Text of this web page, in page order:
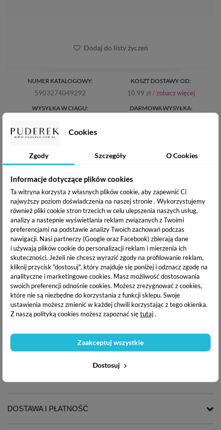
Cookies
Zgody Szczegóły O Cookies
Informacje dotyczące plików cookies
Ta witryna korzysta z własnych plików cookie, aby zapewnić Ci
najwyższy poziom doświadczenia na naszej stronie . Wykorzystujemy
również pliki cookie stron trzecich w celu ulepszenia naszych usług,
analizy a nastepnie wyświetlania reklam związanych z Twoimi
preferencjami na podstawie analizy Twoich zachowań podczas
nawigacji. Nasi partnerzy (Google oraz Facebook) zbierają dane
i używają plików cookie do personalizacji reklam i mierzenia ich
skuteczności. Jeżeli nie chcesz wyrazić zgody na profilowanie reklam,
kliknij przycisk "dostosuj", który znajduje się poniżej i odznacz zgodę na
analityczne i marketingowe cookies. Masz możliwość dostosowania
swoich preferencji odnośnie cookies. Możesz zrezygnować z cookies,
które nie są niezbędne do korzystania z funkcji sklepu. Swoje
ustawienia możesz zmienić w każdej chwili korzystając z tego okienka.
Z naszą polityką cookies możesz zapoznać siętutaj.
Dostosuj
Zaakceptuj wszystkie
NUMER KATALOGOWY:
5903274049292
WYSYŁKA W CIĄGU:
KOSZT DOSTAWY OD:
10.99 zł /zobacz więcej
DARMOWA WYSYŁKA:
Dodaj do listy życzeń
NEO MAKE UP PRODUKTY
POWIĄZANE
Neo Make Up Perfect
Matte Foudation -
Matujący Podkład do
twarzy 00 - 30 ml
OPIS PRODUKTU
DOSTAWA I PŁATNOŚĆ